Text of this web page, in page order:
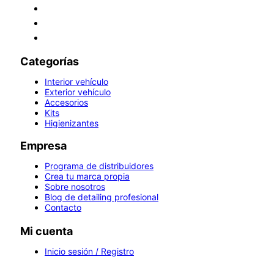
Categorías
Interior vehículo
Exterior vehículo
Accesorios
Kits
Higienizantes
Empresa
Programa de distribuidores
Crea tu marca propia
Sobre nosotros
Blog de detailing profesional
Contacto
Mi cuenta
Inicio sesión / Registro